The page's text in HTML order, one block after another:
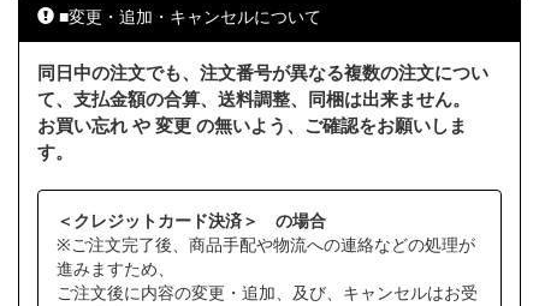
■変更・追加・キャンセルについて
同日中の注文でも、注文番号が異なる複数の注文につい
て、支払金額の合算、送料調整、同梱は出来ません。
お買い忘れ や 変更 の無いよう、ご確認をお願いしま
す。
＜クレジットカード決済＞ の場合
※ご注文完了後、商品手配や物流への連絡などの処理が
進みますため、
ご注文後に内容の変更・追加、及び、キャンセルはお受